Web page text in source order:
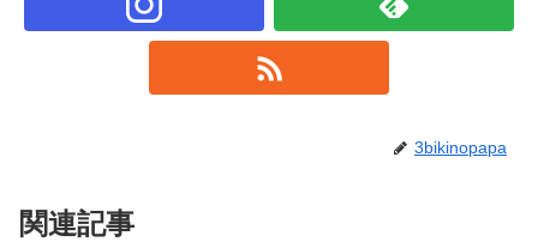
3bikinopapa
関連記事